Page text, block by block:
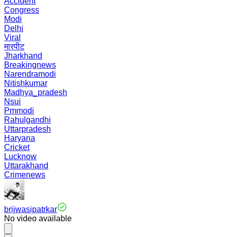
Congress
Modi
Delhi
Viral
मारपीट
Jharkhand
Breakingnews
Narendramodi
Nitishkumar
Madhya_pradesh
Nsui
Pmmodi
Rahulgandhi
Uttarpradesh
Haryana
Cricket
Lucknow
Uttarakhand
Crimenews
brijwasipatrkar
No video available